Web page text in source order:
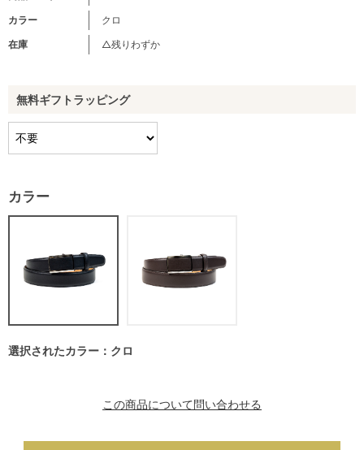
カラー
クロ
在庫
△残りわずか
無料ギフトラッピング
カラー
選択されたカラー：クロ
この商品について問い合わせる